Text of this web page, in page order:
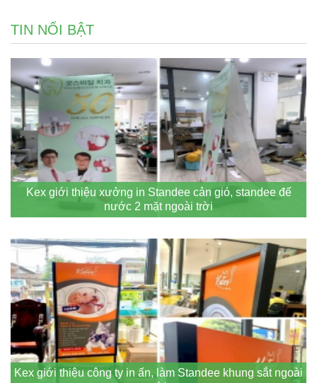
TIN NỔI BẬT
Kex giới thiệu xưởng in Standee cản gió, standee đế
nước 2 mặt ngoài trời
Kex giới thiệu công ty in ấn, làm Standee khung sắt ngoài